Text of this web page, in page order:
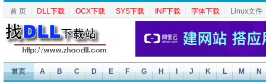
首 页 ┆ DLL下载 ┆ OCX下载 ┆ SYS下载 ┆ INF下载 ┆ 字体下载 ┆ Linux文件
首页 A B C D E F G H J K L M N